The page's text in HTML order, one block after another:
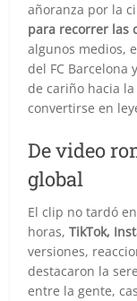
añoranza por la
para recorrer las
algunos medios,
del FC Barcelona
de cariño hacia
convertirse en
De video
global
El clip no tardó
horas,TikTok,
versiones,
destacaron la
entre la gente,